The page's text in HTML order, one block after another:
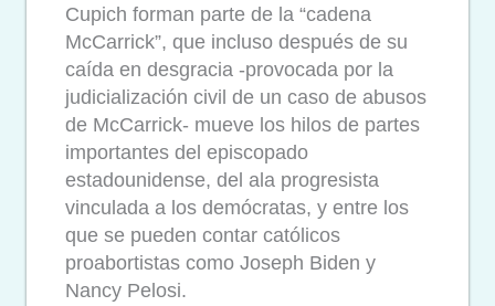
Cupich forman parte de la “cadena
McCarrick”, que incluso después de su
caída en desgracia -provocada por la
judicialización civil de un caso de abusos
de McCarrick- mueve los hilos de partes
importantes del episcopado
estadounidense, del ala progresista
vinculada a los demócratas, y entre los
que se pueden contar católicos
proabortistas como Joseph Biden y
Nancy Pelosi.